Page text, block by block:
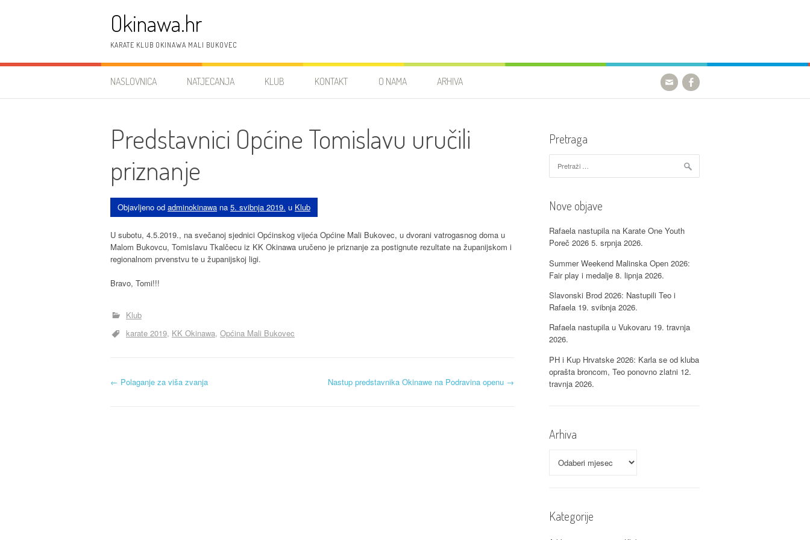
Okinawa.hr
KARATE KLUB OKINAWA MALI BUKOVEC
NASLOVNICA NATJECANJA KLUB KONTAKT O NAMA ARHIVA
Predstavnici Općine Tomislavu uručili
priznanje
Objavljeno od adminokinawa na 5. svibnja 2019. u Klub
U subotu, 4.5.2019., na svečanoj sjednici Općinskog vijeća Općine Mali Bukovec, u dvorani vatrogasnog doma u
Malom Bukovcu, Tomislavu Tkalčecu iz KK Okinawa uručeno je priznanje za postignute rezultate na županijskom i
regionalnom prvenstvu te u županijskoj ligi.
Bravo, Tomi!!!
Klub
karate 2019 KK Okinawa Općina Mali Bukovec
N
← Polaganje za viša zvanja Nastup predstavnika Okinawe na Podravina openu →
Pretraga
Nove objave
Rafaela nastupila na Karate One Youth
Poreč 2026 5. srpnja 2026.
Summer Weekend Malinska Open 2026:
Fair play i medalje 8. lipnja 2026.
Slavonski Brod 2026: Nastupili Teo i
Rafaela 19. svibnja 2026.
Rafaela nastupila u Vukovaru 19. travnja
2026.
PH i Kup Hrvatske 2026: Karla se od kluba
oprašta broncom, Teo ponovno zlatni 12.
travnja 2026.
Arhiva
Kategorije